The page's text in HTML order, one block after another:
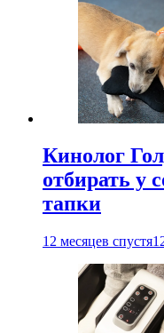
Кинолог
отбирать у
тапки
12 месяцев спустя